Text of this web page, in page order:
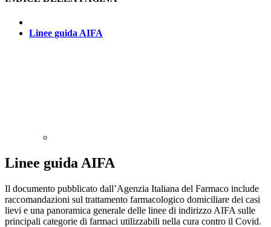
Linee guida AIFA
Linee guida AIFA
Il documento pubblicato dall’Agenzia Italiana del Farmaco include
raccomandazioni sul trattamento farmacologico domiciliare dei casi
lievi e una panoramica generale delle linee di indirizzo AIFA sulle
principali categorie di farmaci utilizzabili nella cura contro il Covid.